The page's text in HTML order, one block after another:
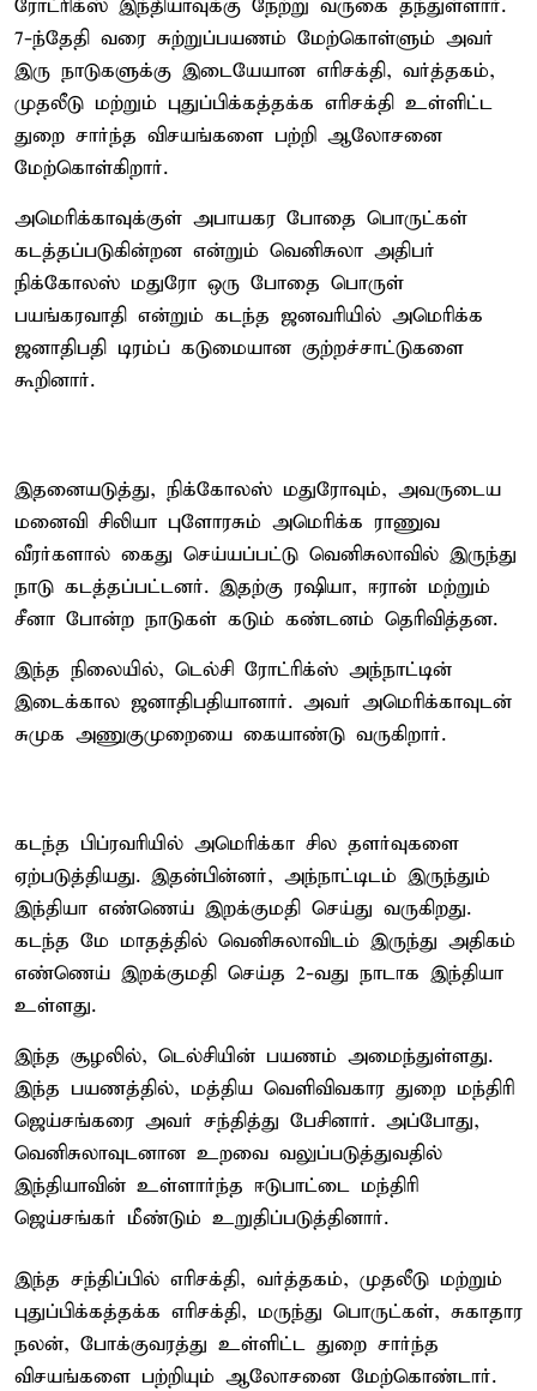
ரோட்ரிக்ஸ் இந்தியாவுக்கு நேற்று வருகை தந்துள்ளார்.
7-ந்தேதி வரை சுற்றுப்பயணம் மேற்கொள்ளும் அவர்
இரு நாடுகளுக்கு இடையேயான எரிசக்தி, வர்த்தகம்,
முதலீடு மற்றும் புதுப்பிக்கத்தக்க எரிசக்தி உள்ளிட்ட
துறை சார்ந்த விசயங்களை பற்றி ஆலோசனை
மேற்கொள்கிறார்.
அமெரிக்காவுக்குள் அபாயகர போதை பொருட்கள்
கடத்தப்படுகின்றன என்றும் வெனிசுலா அதிபர்
நிக்கோலஸ் மதுரோ ஒரு போதை பொருள்
பயங்கரவாதி என்றும் கடந்த ஜனவரியில் அமெரிக்க
ஜனாதிபதி டிரம்ப் கடுமையான குற்றச்சாட்டுகளை
கூறினார்.
இதனையடுத்து, நிக்கோலஸ் மதுரோவும், அவருடைய
மனைவி சிலியா புளோரசும் அமெரிக்க ராணுவ
வீரர்களால் கைது செய்யப்பட்டு வெனிசுலாவில் இருந்து
நாடு கடத்தப்பட்டனர். இதற்கு ரஷியா, ஈரான் மற்றும்
சீனா போன்ற நாடுகள் கடும் கண்டனம் தெரிவித்தன.
இந்த நிலையில், டெல்சி ரோட்ரிக்ஸ் அந்நாட்டின்
இடைக்கால ஜனாதிபதியானார். அவர் அமெரிக்காவுடன்
சுமுக அணுகுமுறையை கையாண்டு வருகிறார்.
கடந்த பிப்ரவரியில் அமெரிக்கா சில தளர்வுகளை
ஏற்படுத்தியது. இதன்பின்னர், அந்நாட்டிடம் இருந்தும்
இந்தியா எண்ணெய் இறக்குமதி செய்து வருகிறது.
கடந்த மே மாதத்தில் வெனிசுலாவிடம் இருந்து அதிகம்
எண்ணெய் இறக்குமதி செய்த 2-வது நாடாக இந்தியா
உள்ளது.
இந்த சூழலில், டெல்சியின் பயணம் அமைந்துள்ளது.
இந்த பயணத்தில், மத்திய வெளிவிவகார துறை மந்திரி
ஜெய்சங்கரை அவர் சந்தித்து பேசினார். அப்போது,
வெனிசுலாவுடனான உறவை வலுப்படுத்துவதில்
இந்தியாவின் உள்ளார்ந்த ஈடுபாட்டை மந்திரி
ஜெய்சங்கர் மீண்டும் உறுதிப்படுத்தினார்.
இந்த சந்திப்பில் எரிசக்தி, வர்த்தகம், முதலீடு மற்றும்
புதுப்பிக்கத்தக்க எரிசக்தி, மருந்து பொருட்கள், சுகாதார
நலன், போக்குவரத்து உள்ளிட்ட துறை சார்ந்த
விசயங்களை பற்றியும் ஆலோசனை மேற்கொண்டார்.